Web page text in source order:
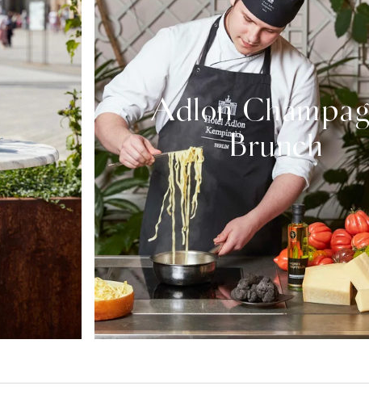
Adlon
Brunch